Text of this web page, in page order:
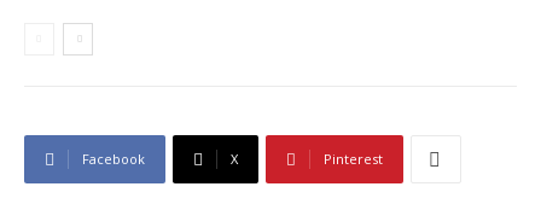
Facebook X Pinterest